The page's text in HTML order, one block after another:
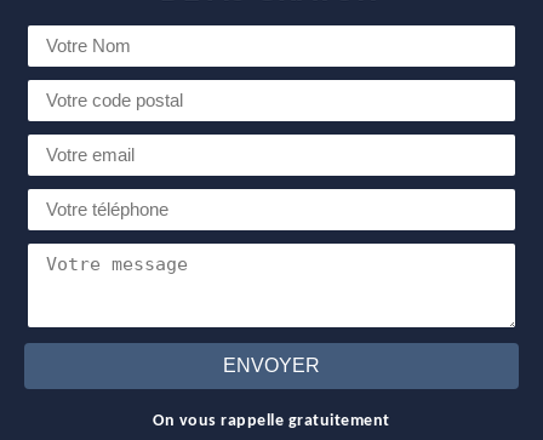
On vous rappelle gratuitement